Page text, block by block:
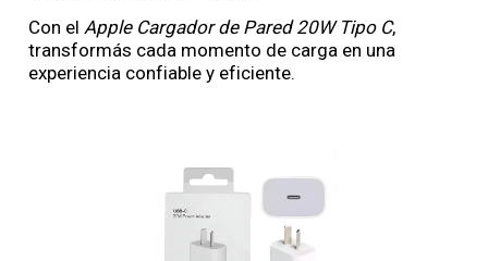
Con el Apple Cargador de Pared 20W Tipo C,
transformás cada momento de carga en una
experiencia confiable y eficiente.